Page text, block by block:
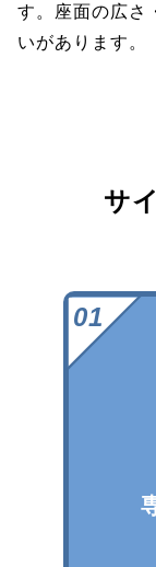
す。座面の広さ
いがあります。
サ